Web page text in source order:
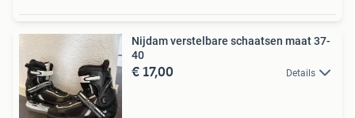
Nijdam verstelbare schaatsen maat 37-
40
€ 17,00 Details